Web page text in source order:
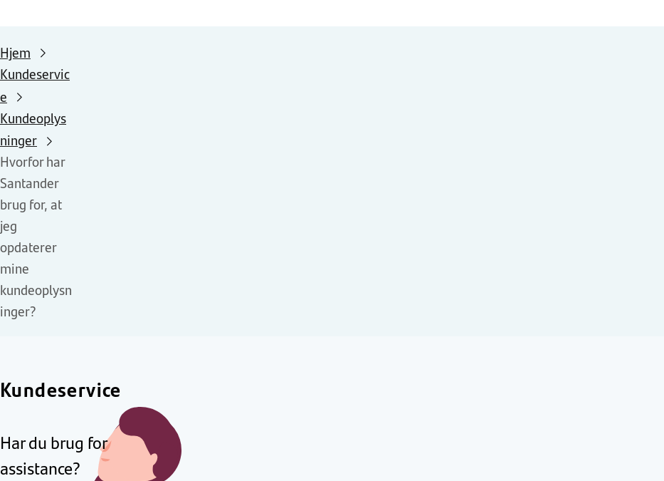
Hjem
Kundeservic
e
Kundeoplys
ninger
Hvorfor har
Santander
brug for, at
jeg
opdaterer
mine
kundeoplysn
inger?
Kundeservice
Har du brug for
assistance?